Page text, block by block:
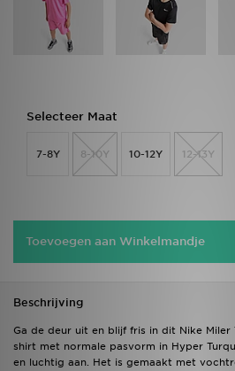
Selecteer Maat
7-8Y 8-10Y 10-12Y 12-13Y
Toevoegen aan Winkelmandje
Beschrijving
Ga de deur uit en blijf fris in dit Nike
shirt met normale pasvorm in Hyper
en luchtig aan. Het is gemaakt met